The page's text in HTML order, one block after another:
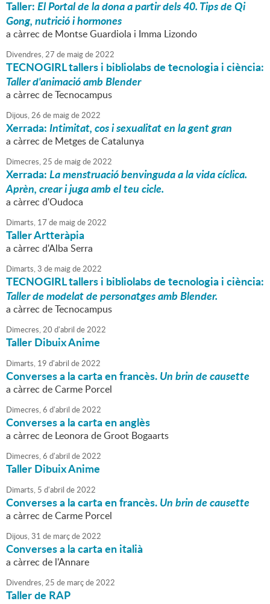
Taller:El Portal de la dona a partir dels 40. Tips de Qi
Gong, nutrició i hormones
a càrrec de Montse Guardiola i Imma Lizondo
Divendres,27 de maigde2022
TECNOGIRL tallers i bibliolabs de tecnologia i ciència:
Taller d'animació amb Blender
a càrrec de Tecnocampus
Dijous,26 de maigde2022
Xerrada:Intimitat, cos i sexualitat en la gent gran
a càrrec de Metges de Catalunya
Dimecres,25 de maigde2022
Xerrada:La menstruació benvinguda a la vida cíclica.
Aprèn, crear i juga amb el teu cicle.
a càrrec d'Oudoca
Dimarts, 17 de maigde2022
Taller Artteràpia
a càrrec d'Alba Serra
Dimarts,3 de maigde2022
TECNOGIRL tallers i bibliolabs de tecnologia i ciència:
Taller de modelat de personatges amb Blender.
a càrrec de Tecnocampus
Dimecres,20 d'abril de2022
Taller Dibuix Anime
Dimarts, 19 d'abril de2022
Converses a la carta en francès.Un brin de causette
a càrrec de Carme Porcel
Dimecres,6 d'abril de2022
Converses a la carta en anglès
a càrrec de Leonora de Groot Bogaarts
Dimecres,6 d'abril de2022
Taller Dibuix Anime
Dimarts, 5 d'abril de2022
Converses a la carta en francès.Un brin de causette
a càrrec de Carme Porcel
Dijous,31 de marçde2022
Converses a la carta en italià
a càrrec de l'Annare
Divendres,25 de marçde2022
Taller de RAP